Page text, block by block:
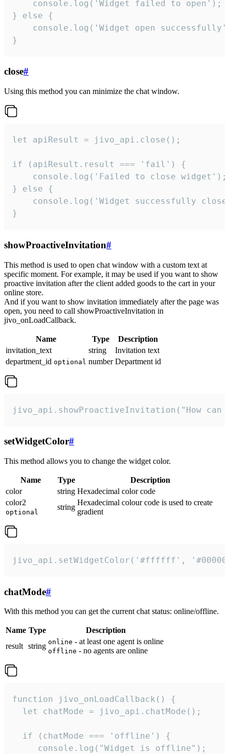
    console.log('Widget failed to open');
} else {
console.log('Widget open
}
close#
Using this method you can minimize the chat window.
let apiResult = jivo_api.close();
if (apiResult.result === 'fail') {
    console.log('Failed to close widget');
} else {
console.log('Widget successfully
}
showProactiveInvitation#
This method is used to open chat window with a custom text at
specific moment. For example, it may be used if you want to show
proactive invitation after the client added goods to the cart in your
online store.
And if you want to show invitation immediately after the page was
open, you need to call showProactiveInvitation in
jivo_onLoadCallback.
Name Type
Description
invitation_text
string
Invitation text
department_id optional number Department id
jivo_api.showProactiveInvitation("How
setWidgetColor#
This method allows you to change the widget color.
Name Type
Description
color
string Hexadecimal color code
color2
optional
string
Hexadecimal colour code is used to create
gradient
jivo_api.setWidgetColor('#ffffff',
chatMode#
With this method you can get the current chat status: online/offline.
Name Type
Description
result string online - at least one agent is online
offline - no agents are online
function jivo_onLoadCallback() {
  let chatMode = jivo_api.chatMode();
  if (chatMode === 'offline') {
     console.log("Widget is offline");